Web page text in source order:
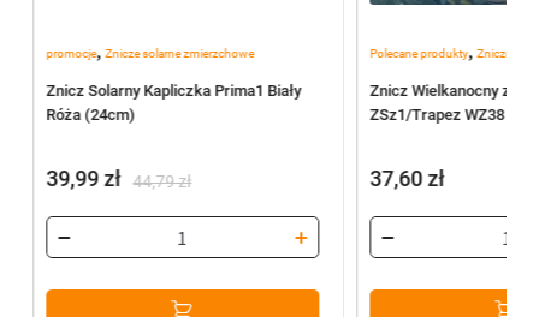
promocje, Znicze solarne zmierzchowe
Znicz Solarny Kapliczka Prima1 Biały
Róża (24cm)
44,79zł
cena
wynosiła:
44,79 zł.
39,99zł
cena
wynosi:
39,99 zł.
Polecane produkty,Znicze
Znicz Wielkanocny z
ZSz1/Trapez WZ38
37,60zł